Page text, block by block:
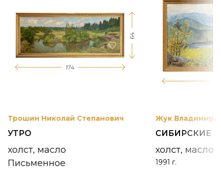
174
64
Трошин Николай Степанович
УТРО
холст, масло
Письменное
Жук Владимир
СИБИРСКИЕ
холст, масло
1991 г.